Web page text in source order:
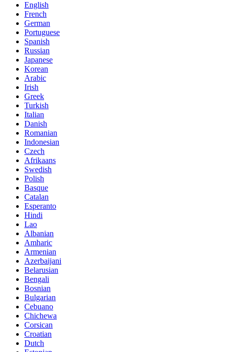
English
French
German
Portuguese
Spanish
Russian
Japanese
Korean
Arabic
Irish
Greek
Turkish
Italian
Danish
Romanian
Indonesian
Czech
Afrikaans
Swedish
Polish
Basque
Catalan
Esperanto
Hindi
Lao
Albanian
Amharic
Armenian
Azerbaijani
Belarusian
Bengali
Bosnian
Bulgarian
Cebuano
Chichewa
Corsican
Croatian
Dutch